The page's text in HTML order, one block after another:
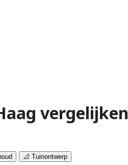
vergelijken
📐 Tuinontwerp